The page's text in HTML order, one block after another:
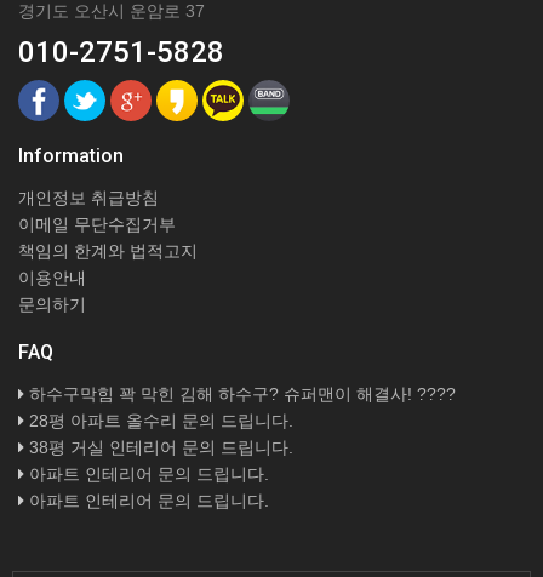
경기도 오산시 운암로 37
010-2751-5828
Information
개인정보 취급방침
이메일 무단수집거부
책임의 한계와 법적고지
이용안내
문의하기
FAQ
하수구막힘 꽉 막힌 김해 하수구? 슈퍼맨이 해결사! ????
28평 아파트 올수리 문의 드립니다.
38평 거실 인테리어 문의 드립니다.
아파트 인테리어 문의 드립니다.
아파트 인테리어 문의 드립니다.